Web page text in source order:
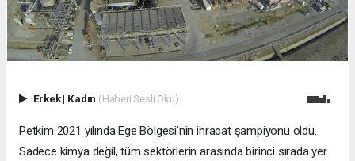
Erkek| Kadın (Haberi Sesli Oku)
Petkim 2021 yılında Ege Bölgesi'nin ihracat şampiyonu oldu.
Sadece kimya değil, tüm sektörlerin arasında birinci sırada yer